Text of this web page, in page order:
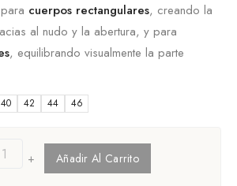
cuerpos rectangulares, creando la
al nudo y la abertura, y para
, equilibrando visualmente la parte
40 42 44 46
+ Añadir Al Carrito